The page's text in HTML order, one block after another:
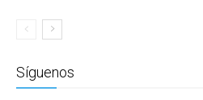
Síguenos